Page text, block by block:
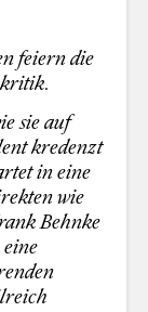
feiern die
sie auf
kredenzt
in eine
wie
Behnke